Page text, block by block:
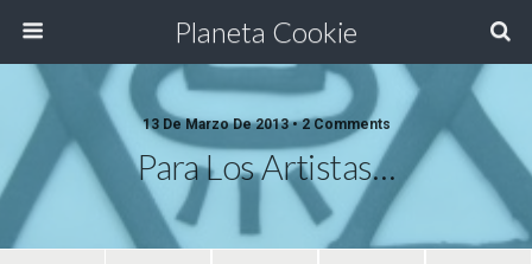
Planeta Cookie
13 De Marzo De 2013 • 2 Comments
Para Los Artistas…